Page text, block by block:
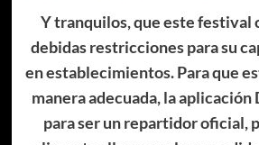
Y tranquilos, que este festival
debidas restricciones para su
en establecimientos. Para que
manera adecuada, la aplicación
para ser un repartidor oficial,